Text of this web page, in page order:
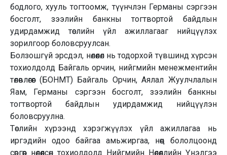
бодлого, хууль тогтоомж, түүнчлэн Германы сэргээн
босголт, зээлийн банкны тогтвортой байдлын
удирдамжид төслийн үйл ажиллагааг нийцүүлэх
зорилгоор боловсруулсан.
Болзошгүй эрсдэл, нөлөөлөл нь тодорхой түвшинд хүрсэн
тохиолдолд Байгаль орчин, нийгмийн менежментийн
төлөвлөгөөг (БОНМТ) Байгаль Орчин, Аялал Жуулчлалын
Яам, Германы сэргээн босголт, зээлийн банкны
тогтвортой байдлын удирдамжид нийцүүлэн
боловсруулна.
Төслийн хүрээнд хэрэгжүүлэх үйл ажиллагаа нь
иргэдийн одоо байгаа амьжиргаа, нөөц бололцоонд
сөргөөр нөлөөлсөн тохиолдолд Нийгмийн Нөлөөллийн Үнэлгээ